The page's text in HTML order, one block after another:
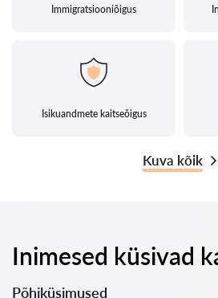
Immigratsiooniõigus
Isikuandmete kaitseõigus
Kuva kõik
Inimesed küsivad
Põhiküsimused